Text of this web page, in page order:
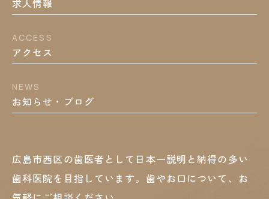
求人情報
ACCESS
アクセス
NEWS
お知らせ・ブログ
広島市西区の歯医者として 日本一説明と納得の多い
歯科医院を目指しています。 歯やお口について、お